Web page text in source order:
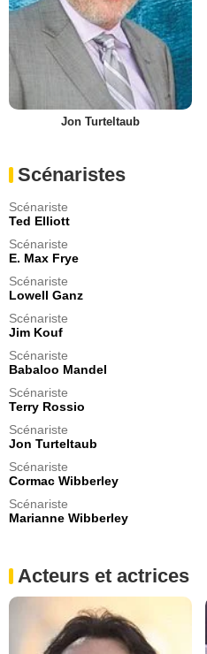
Jon Turteltaub
Scénaristes
Scénariste
Ted Elliott
Scénariste
E. Max Frye
Scénariste
Lowell Ganz
Scénariste
Jim Kouf
Scénariste
Babaloo Mandel
Scénariste
Terry Rossio
Scénariste
Jon Turteltaub
Scénariste
Cormac Wibberley
Scénariste
Marianne Wibberley
Acteurs et actrices